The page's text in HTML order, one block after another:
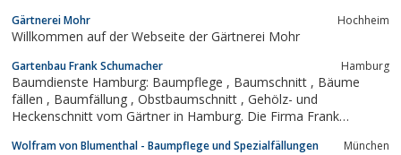
Gärtnerei Mohr Hochheim
Willkommen auf der Webseite der Gärtnerei Mohr
Gartenbau Frank Schumacher Hamburg
Baumdienste Hamburg: Baumpflege , Baumschnitt , Bäume
fällen , Baumfällung , Obstbaumschnitt , Gehölz- und
Heckenschnitt vom Gärtner in Hamburg. Die Firma Frank
Leistungsumfang zu den Themen Gehölzschnitt, Baumpflege,
Wolfram von Blumenthal - Baumpflege und Spezialfällungen München